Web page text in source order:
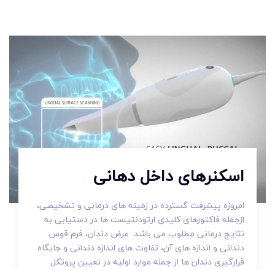
اسکنرهای داخل دهانی
امروزه پیشرفت گسترده در زمینه های درمانی و تشخیصی،
ازجمله فاکتورهای کلیدی ارتودنتیست ها در دستیابی به
نتایج درمانی مطلوب می باشد. عرض دندان، فرم قوس
دندانی و اندازه های آن، تفاوت های اندازه دندانی و جایگاه
قرارگیری دندان ها از جمله موارد اولیه در تعیین پروتکل